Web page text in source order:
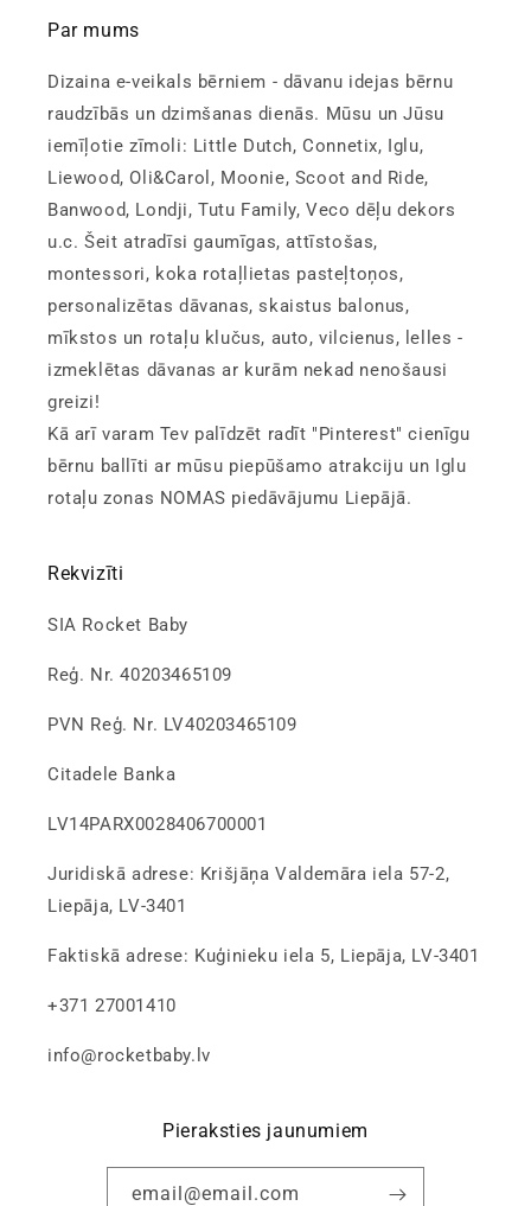
Par mums
Dizaina e-veikals bērniem - dāvanu idejas bērnu
raudzībās un dzimšanas dienās. Mūsu un Jūsu
iemīļotie zīmoli: Little Dutch, Connetix, Iglu,
Liewood, Oli&Carol, Moonie, Scoot and Ride,
Banwood, Londji, Tutu Family, Veco dēļu dekors
u.c. Šeit atradīsi gaumīgas, attīstošas,
montessori, koka rotaļlietas pasteļtoņos,
personalizētas dāvanas, skaistus balonus,
mīkstos un rotaļu klučus, auto, vilcienus, lelles -
izmeklētas dāvanas ar kurām nekad nenošausi
greizi!
Kā arī varam Tev palīdzēt radīt "Pinterest" cienīgu
bērnu ballīti ar mūsu piepūšamo atrakciju un Iglu
rotaļu zonas NOMAS piedāvājumu Liepājā.
Rekvizīti
SIA Rocket Baby
Reģ. Nr. 40203465109
PVN Reģ. Nr. LV40203465109
Citadele Banka
LV14PARX0028406700001
Juridiskā adrese: Krišjāņa Valdemāra iela 57-2,
Liepāja, LV-3401
Faktiskā adrese: Kuģinieku iela 5, Liepāja, LV-3401
+371 27001410
info@rocketbaby.lv
Pieraksties jaunumiem
email@email.com